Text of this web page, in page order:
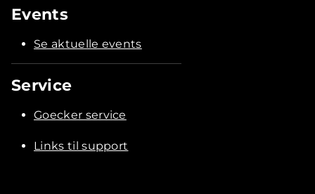
Events
Se aktuelle events
Service
Goecker service
Links til support